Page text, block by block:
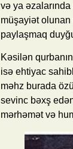
və ya
müşayiət olunan
paylaşmaq
Kəsilən
isə ehtiyac
məhz burada
sevinc bəxş
mərhəmət və